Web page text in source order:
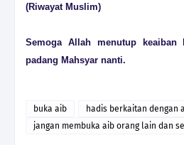
(Riwayat Muslim)
Semoga Allah menutup
padang Mahsyar nanti.
buka aib
hadis berkaitan dengan
jangan membuka aib orang lain dan